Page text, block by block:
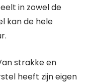
in zowel de
kan de hele
strakke en
heeft zijn eigen